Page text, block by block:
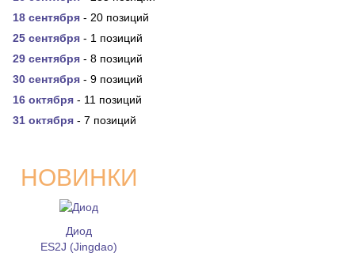
18 сентября - 20 позиций
25 сентября - 1 позиций
29 сентября - 8 позиций
30 сентября - 9 позиций
16 октября - 11 позиций
31 октября - 7 позиций
НОВИНКИ
Диод
ES2J (Jingdao)